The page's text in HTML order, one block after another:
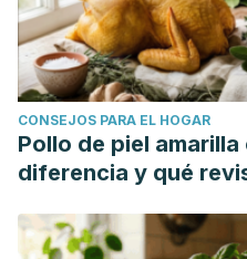
CONSEJOS PARA EL HOGAR
Pollo de piel
diferencia y qué